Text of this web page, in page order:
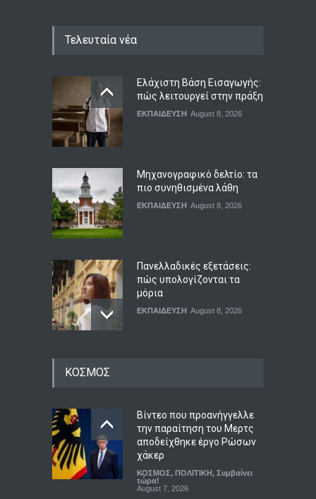
Τελευταία νέα
Ελάχιστη Βάση Εισαγωγής:
πώς λειτουργεί στην πράξη
ΕΚΠΑΙΔΕΥΣΗ August 8, 2026
Μηχανογραφικό δελτίο: τα
πιο συνηθισμένα λάθη
ΕΚΠΑΙΔΕΥΣΗ August 8, 2026
Πανελλαδικές εξετάσεις:
πώς υπολογίζονται τα
μόρια
ΕΚΠΑΙΔΕΥΣΗ August 8, 2026
Πρεμιέρα του Dolby Vision 2
στις τηλεοράσεις Hisense
με αναβαθμισμένο HDR
ΤΕΧΝΟΛΟΓΙΑ
ΚΟΣΜΟΣ
Βίντεο που προανήγγελλε
την παραίτηση του Μερτς
αποδείχθηκε έργο Ρώσων
χάκερ
ΚΟΣΜΟΣ, ΠΟΛΙΤΙΚΗ, Συμβαίνει
τώρα!
August 7, 2026